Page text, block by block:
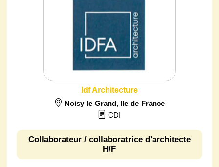
Idf Architecture
Noisy-le-Grand, Ile-de-France
CDI
Collaborateur / collaboratrice d'architecte
H/F